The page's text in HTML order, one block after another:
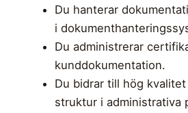
Du hanterar
i
Du administrerar
kunddokumentation.
Du bidrar till hög
struktur i administrativa